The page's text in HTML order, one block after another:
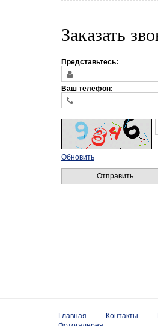
Заказать
Представьтесь:
Ваш телефон:
Обновить
Отправить
Главная Контакты